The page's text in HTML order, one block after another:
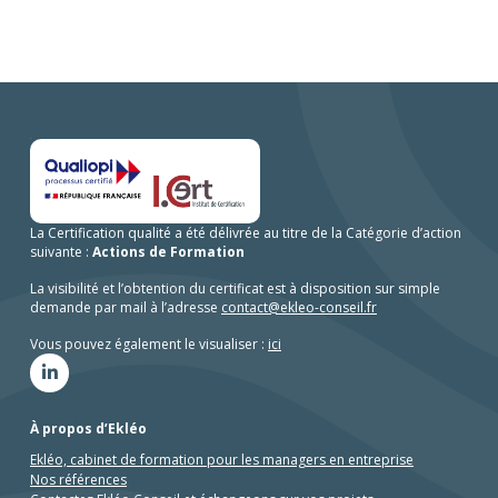
La Certification qualité a été délivrée au titre de la Catégorie d’action
suivante : Actions de Formation
La visibilité et l’obtention du certificat est à disposition sur simple
demande par mail à l’adresse contact@ekleo-conseil.fr
Vous pouvez également le visualiser : ici
À propos d’Ekléo
Ekléo, cabinet de formation pour les managers en entreprise
Nos références